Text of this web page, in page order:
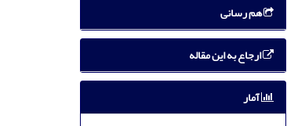
هم رسانی
ارجاع به این مقاله
آمار